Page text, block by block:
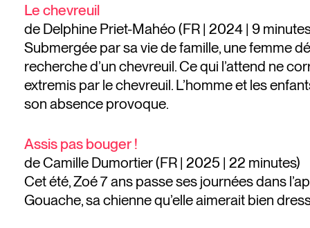
Le chevreuil
de Delphine Priet-Mahéo (FR | 2024 | 9
Submergée par sa vie de famille, une femme
recherche d’un chevreuil. Ce qui l’attend ne
extremis par le chevreuil. L’homme et les
son absence provoque.
Assis pas bouger !
de Camille Dumortier (FR | 2025 | 22 minutes)
Cet été, Zoé 7 ans passe ses journées dans
Gouache, sa chienne qu’elle aimerait bien